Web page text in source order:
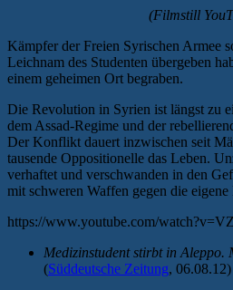
(Filmstill
Kämpfer der Freien Syrischen Armee
Leichnam des Studenten übergeben
einem geheimen Ort begraben.
Die Revolution in Syrien ist längst zu
dem Assad-Regime und der
Der Konflikt dauert inzwischen seit
tausende Oppositionelle das Leben.
verhaftet und verschwanden in den
mit schweren Waffen gegen die
https://www.youtube.com/
Medizinstudent stirbt in Aleppo.
(Süddeutsche Zeitung, 06.08.12)